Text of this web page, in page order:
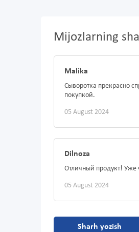
Mijozlarning
Malika
Сыворотка прекрасно
покупкой.
05 August 2024
Dilnoza
Отличный продукт! Уже
05 August 2024
Sharh yozish